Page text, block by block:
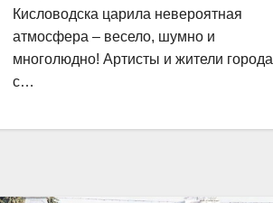
Кисловодска царила невероятная
атмосфера – весело, шумно и
многолюдно! Артисты и жители города
с…